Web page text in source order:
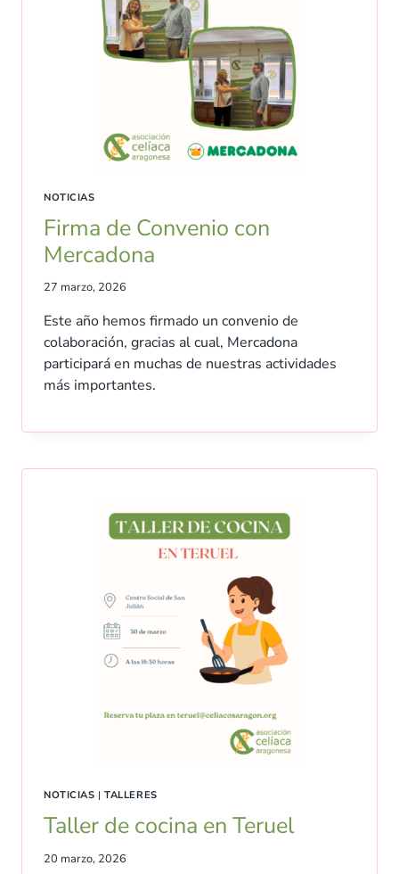
NOTICIAS
Firma de Convenio con
Mercadona
27 marzo, 2026
Este año hemos firmado un convenio de
colaboración, gracias al cual, Mercadona
participará en muchas de nuestras actividades
más importantes.
NOTICIAS |TALLERES
Taller de cocina en Teruel
20 marzo, 2026